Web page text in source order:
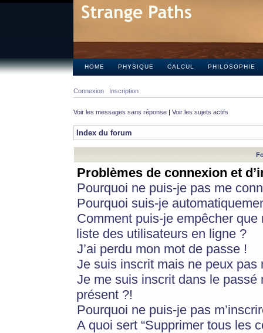
HOME PHYSIQUE CALCUL PHILOSOPHIE
Connexion Inscription
Voir les messages sans réponse | Voir les sujets actifs
Index du forum
Problèmes de connexion et
Pourquoi ne puis-je pas me
Pourquoi suis-je
Comment puis-je empêcher
liste des utilisateurs en ligne ?
J’ai perdu mon mot de passe !
Je suis inscrit mais ne peux pas
Je me suis inscrit dans le
présent ?!
Pourquoi ne puis-je pas
A quoi sert “Supprimer tous les